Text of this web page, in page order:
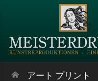
アート プリント